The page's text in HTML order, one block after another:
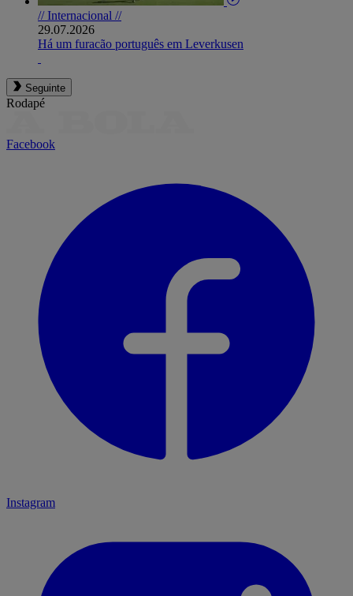
// Internacional //
29.07.2026
Há um furacão português em Leverkusen
Seguinte
Rodapé
Facebook
Instagram